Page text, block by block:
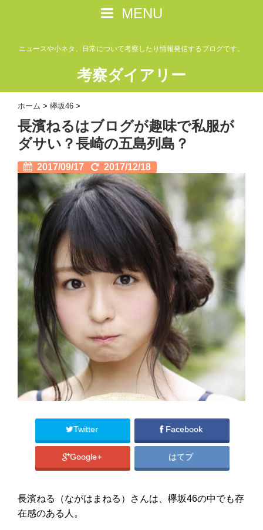
MENU
ニュースや小ネタ、日常について考察したり情報発信するブログです。
考察ダイアリー
ホーム > 欅坂46 >
長濱ねるはブログが趣味で私服が
ダサい？長崎の五島列島？
2017/09/17 2017/12/18
Twitter Facebook
Google+ はてブ
長濱ねる（ながはまねる）さんは、欅坂46の中でも存
在感のある人。